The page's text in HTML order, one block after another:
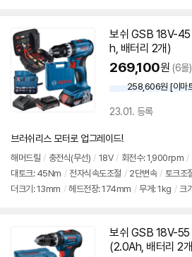
보쉬 GSB 18V-45
h, 배터리 2개)
269,100원 (6몰)
258,606원 [이마
23.01. 등록
브러쉬리스 모터로 업그레이드!
해머드릴 / 충전식(무선) / 18V / 회전수: 1,900rpm /
대토크: 45Nm / 전자식속도조절 / 2단변속 / 토크조
더크기: 13mm / 헤드전장: 174mm / 무게: 1kg / 크
보쉬 GSB 18V-55
(2.0Ah, 배터리 2